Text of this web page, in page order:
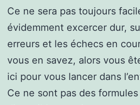
Ce ne sera pas toujours
évidemment excercer dur,
erreurs et les échecs en
vous en savez, alors vous
ici pour vous lancer dans
Ce ne sont pas des